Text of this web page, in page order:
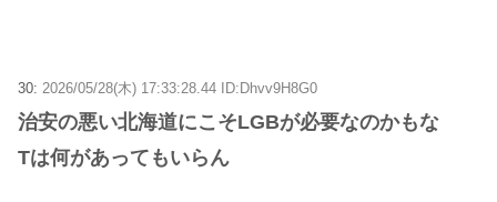
30: 2026/05/28(木) 17:33:28.44 ID:Dhvv9H8G0
治安の悪い北海道にこそLGBが必要なのかもな
Tは何があってもいらん